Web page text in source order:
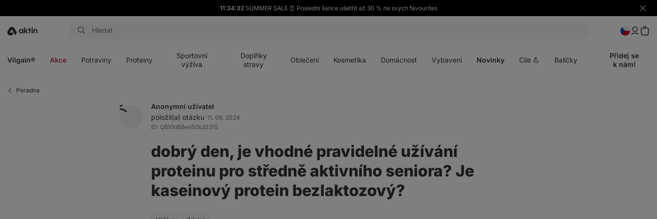
11:34:32SUMMER SALE ⏰ Poslední šance ušetřit až 30 % na svých favourites
Skrýt
Aktin
Vilgain® Akce Potraviny Proteiny
Sportovní
výživa
Doplňky
stravy
Oblečení Kosmetika Domácnost Vybavení Novinky Cíle 💪 Balíčky
Přidej se
k nám!
Poradna
Anonymní uživatel
položil(a) otázku 11. 06. 2024
ID: Q810d68ee50b32315
dobrý den, je vhodné pravidelné užívání
proteinu pro středně aktivního seniora? Je
kaseinový protein bezlaktozový?